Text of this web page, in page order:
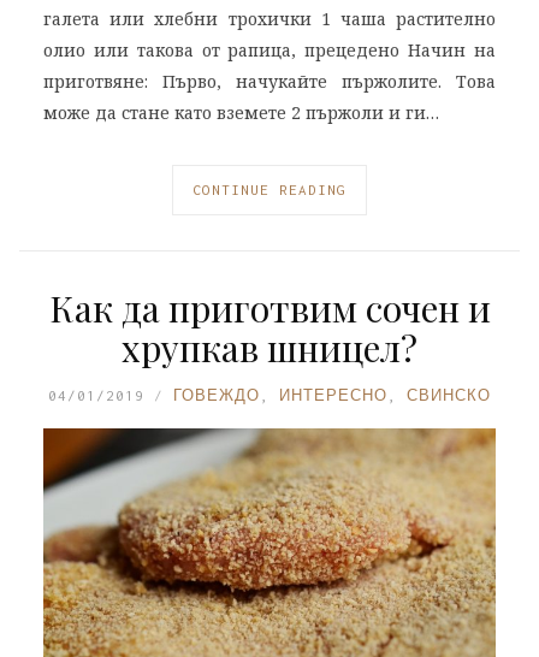
галета или хлебни трохички 1 чаша растително
олио или такова от рапица, прецедено Начин на
приготвяне: Първо, начукайте пържолите. Това
може да стане като вземете 2 пържоли и ги…
CONTINUE READING
Как да приготвим сочен и
хрупкав шницел?
04/01/2019 ГОВЕЖДО ИНТЕРЕСНО СВИНСКО